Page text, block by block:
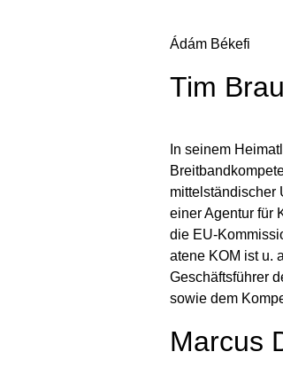
Ádám Békefi
Tim
In seinem
mittelständischer
einer Agentur für
die EU-
atene KOM ist u.
Geschäftsführer
sowie dem
Marcus